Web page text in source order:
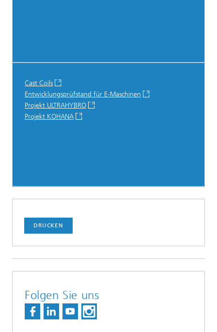
Cast Coils
Entwicklungsprüfstand für E-Maschinen
Projekt ULTRAHYBRO
Projekt KOHANA
DRUCKEN
Folgen Sie uns